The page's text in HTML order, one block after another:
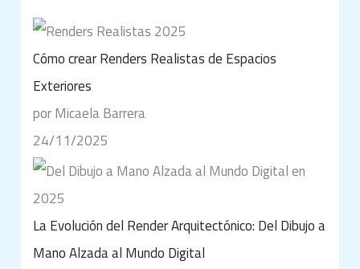
Cómo crear Renders Realistas de Espacios
Exteriores
por Micaela Barrera
24/11/2025
La Evolución del Render Arquitectónico: Del Dibujo a
Mano Alzada al Mundo Digital